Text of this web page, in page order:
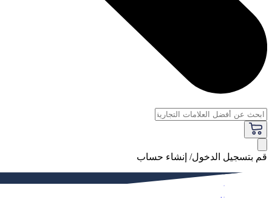
قم بتسجيل الدخول/ إنشاء حساب
فاخر
النساء
الرجال